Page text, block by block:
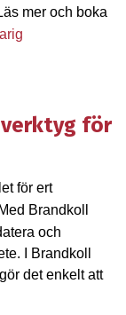
mer och boka
för
för ert
Brandkoll
och
I Brandkoll
det enkelt att